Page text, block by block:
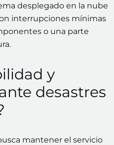
desplegado en la nube
interrupciones mínimas
o una parte
y
desastres
mantener el servicio